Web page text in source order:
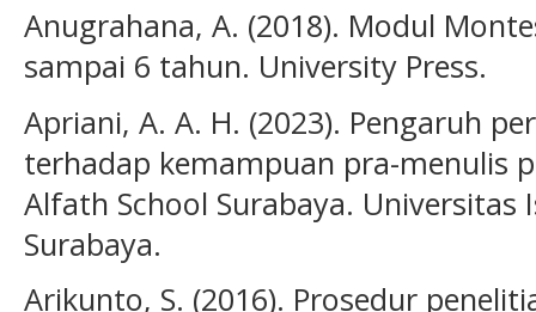
Anugrahana, A. (2018). Modul
sampai 6 tahun. University Press.
Apriani, A. A. H. (2023). Pengaruh
terhadap kemampuan pra-menulis
Alfath School Surabaya. Universitas
Surabaya.
Arikunto, S. (2016). Prosedur